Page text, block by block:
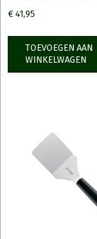
€ 41,95
TOEVOEGEN AAN
WINKELWAGEN